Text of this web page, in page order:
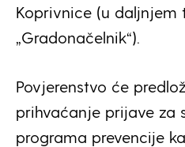
Koprivnice (u daljnjem
„Gradonačelnik“).
Povjerenstvo će
prihvaćanje prijave za
programa prevencije